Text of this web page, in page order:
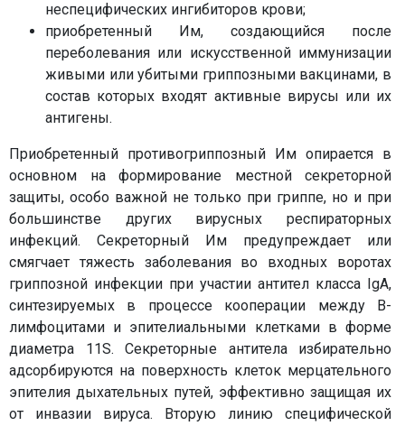
неспецифических ингибиторов крови;
приобретенный Им, создающийся после
переболевания или искусственной иммунизации
живыми или убитыми гриппозными вакцинами, в
состав которых входят активные вирусы или их
антигены.
Приобретенный противогриппозный Им опирается в
основном на формирование местной секреторной
защиты, особо важной не только при гриппе, но и при
большинстве других вирусных респираторных
инфекций. Секреторный Им предупреждает или
смягчает тяжесть заболевания во входных воротах
гриппозной инфекции при участии антител класса IgA,
синтезируемых в процессе кооперации между В-
лимфоцитами и эпителиальными клетками в форме
диаметра 11S. Секреторные антитела избирательно
адсорбируются на поверхность клеток мерцательного
эпителия дыхательных путей, эффективно защищая их
от инвазии вируса. Вторую линию специфической